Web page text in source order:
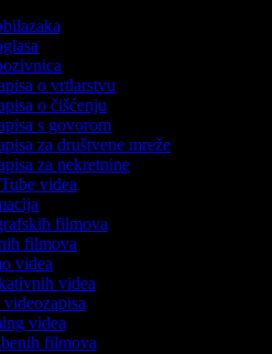
o vrtlarstvu
o čišćenju
s govorom
za društvene mreže
za nekretnine
videa
filmova
filmova
videa
videa
videozapisa
videa
filmova